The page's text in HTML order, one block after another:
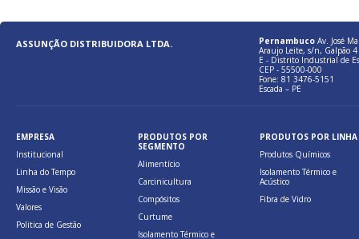
ASSUNÇÃO DISTRIBUIDORA LTDA. Pernambuco Av. José
Araujo Leite, s/n, Galpão 4
E - Distrito Industrial de
CEP - 55500-000
Fone: 81 3476-5151
Escada – PE
EMPRESA
Institucional
Linha do Tempo
Missão e Visão
Valores
Politica de Gestão
PRODUTOS POR
SEGMENTO
Alimentício
Carcinicultura
Compósitos
Curtume
Isolamento Térmico e
PRODUTOS POR LINHA
Produtos Químicos
Isolamento Térmico e
Acústico
Fibra de Vidro